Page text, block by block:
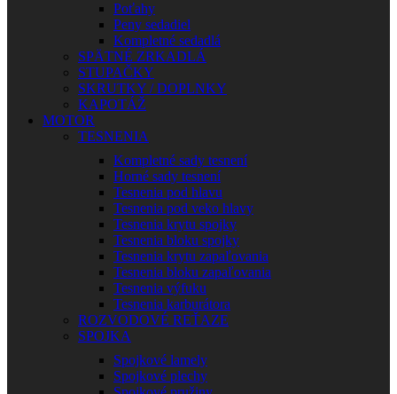
Poťahy
Peny sedadiel
Kompletné sedadlá
SPÄTNÉ ZRKADLÁ
STUPAČKY
SKRUTKY / DOPLNKY
KAPOTÁŽ
MOTOR
TESNENIA
Kompletné sady tesnení
Horné sady tesnení
Tesnenia pod hlavu
Tesnenia pod veko hlavy
Tesnenia krytu spojky
Tesnenia bloku spojky
Tesnenia krytu zapaľovania
Tesnenia bloku zapaľovania
Tesnenia výfuku
Tesnenia karburátora
ROZVODOVÉ REŤAZE
SPOJKA
Spojkové lamely
Spojkové plechy